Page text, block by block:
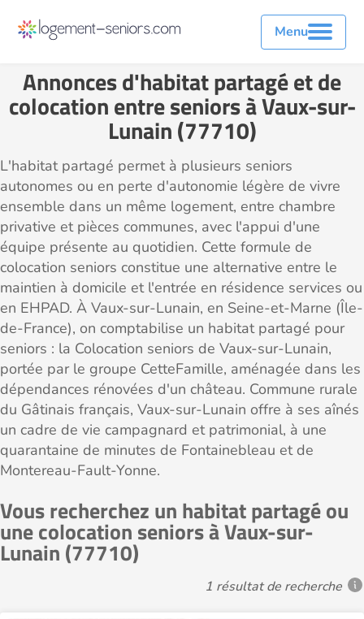
Menu
Annonces d'habitat partagé et de
colocation entre seniors à Vaux-sur-
Lunain (77710)
L'habitat partagé permet à plusieurs seniors
autonomes ou en perte d'autonomie légère de vivre
ensemble dans un même logement, entre chambre
privative et pièces communes, avec l'appui d'une
équipe présente au quotidien. Cette formule de
colocation seniors constitue une alternative entre le
maintien à domicile et l'entrée en résidence services ou
en EHPAD. À Vaux-sur-Lunain, en Seine-et-Marne (Île-
de-France), on comptabilise un habitat partagé pour
seniors : la Colocation seniors de Vaux-sur-Lunain,
portée par le groupe CetteFamille, aménagée dans les
dépendances rénovées d'un château. Commune rurale
du Gâtinais français, Vaux-sur-Lunain offre à ses aînés
un cadre de vie campagnard et patrimonial, à une
quarantaine de minutes de Fontainebleau et de
Montereau-Fault-Yonne.
Vous recherchez un habitat partagé ou
une colocation seniors à Vaux-sur-
Lunain (77710)
1 résultat de recherche